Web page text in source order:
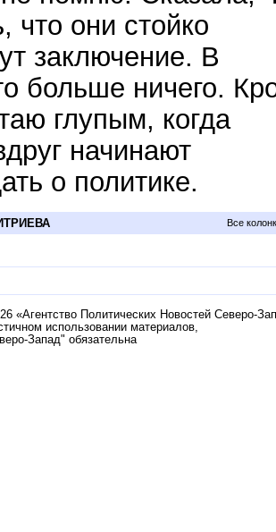
что они стойко
заключение. В
больше ничего.
глупым, когда
начинают
о политике.
Все
«Агентство Политических Новостей Северо-
использовании материалов,
Запад" обязательна